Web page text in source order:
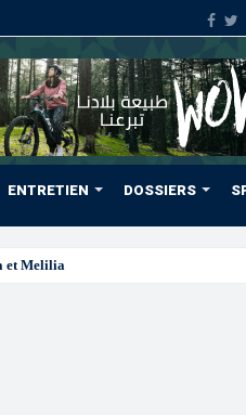
ENTRETIEN DOSSIERS